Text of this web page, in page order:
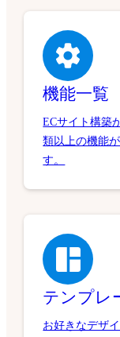
機能一覧
ECサイト構築
類以上の機能
す。
テンプレ
お好きなデザ